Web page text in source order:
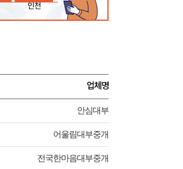
인천
업체명
안심대부
어울림대부중개
전국한마음대부중개